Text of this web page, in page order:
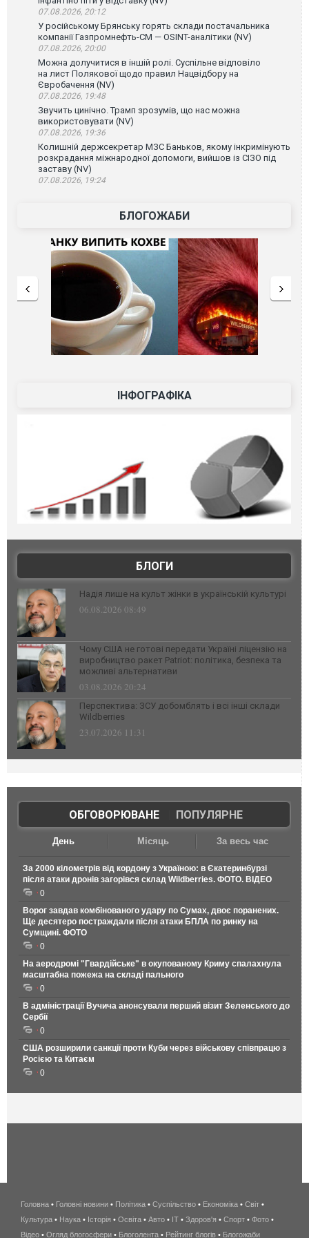
07.08.2026, 20:12
У російському Брянську горять склади постачальника
компанії Газпромнефть-СМ — OSINT-аналітики (NV)
07.08.2026, 20:00
Можна долучитися в іншій ролі. Суспільне відповіло
на лист Полякової щодо правил Нацвідбору на
Євробачення (NV)
07.08.2026, 19:48
Звучить цинічно. Трамп зрозумів, що нас можна
використовувати (NV)
07.08.2026, 19:36
Колишній держсекретар МЗС Баньков, якому інкримінують
розкрадання міжнародної допомоги, вийшов із СІЗО під
заставу (NV)
07.08.2026, 19:24
БЛОГОЖАБИ
ІНФОГРАФІКА
БЛОГИ
Надія лише на культ жінки в українській культурі
06.08.2026 08:49
Чому США не готові передати Україні ліцензію на
виробництво ракет Patriot: політика, безпека та
можливі альтернативи
03.08.2026 20:24
Перспектива: ЗСУ добомблять і всі інші склади
Wildberries
23.07.2026 11:31
ОБГОВОРЮВАНЕ| ПОПУЛЯРНЕ
День Місяць За весь час
За 2000 кілометрів від кордону з Україною: в Єкатеринбурзі
після атаки дронів загорівся склад Wildberries. ФОТО. ВІДЕО
0
Ворог завдав комбінованого удару по Сумах, двоє поранених.
Ще десятеро постраждали після атаки БПЛА по ринку на
Сумщині. ФОТО
0
На аеродромі "Гвардійське" в окупованому Криму спалахнула
масштабна пожежа на складі пального
0
В адміністрації Вучича анонсували перший візит Зеленського до
Сербії
0
США розширили санкції проти Куби через військову співпрацю з
Росією та Китаєм
0
беспроводной
интернет
киев
Головна • Головні новини • Політика • Суспільство • Економіка • Світ •
Культура • Наука • Історія • Освіта • Авто • IT • Здоров'я • Спорт • Фото •
Відео • Огляд блогосфери • Блоголента • Рейтинг блогів • Блогожаби